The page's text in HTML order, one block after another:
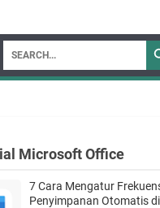
Microsoft Office
7 Cara Mengatur
Penyimpanan Otomatis di